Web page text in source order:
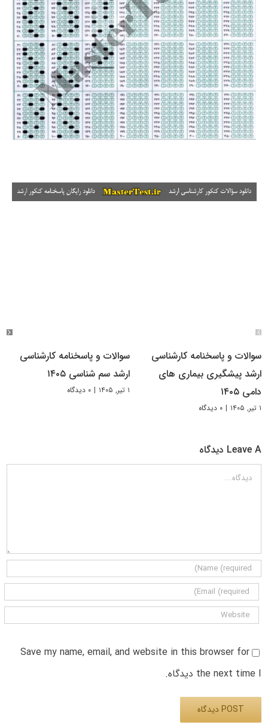
سوالات و پاسخنامه کارشناسی
ارشد پیشگیری بیماری های
دامی ۱۴۰۵
۱ تیر, ۱۴۰۵ | ۰ دیدگاه
سوالات و پاسخنامه کارشناسی
ارشد سم شناسی ۱۴۰۵
۱ تیر, ۱۴۰۵ | ۰ دیدگاه
Leave A دیدگاه
دیدگاه
Save my name, email, and website in this browser for
the next time I دیدگاه.